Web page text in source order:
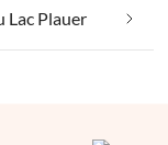
Lac Plauer